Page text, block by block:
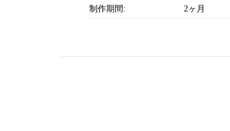
制作期間: 2ヶ月